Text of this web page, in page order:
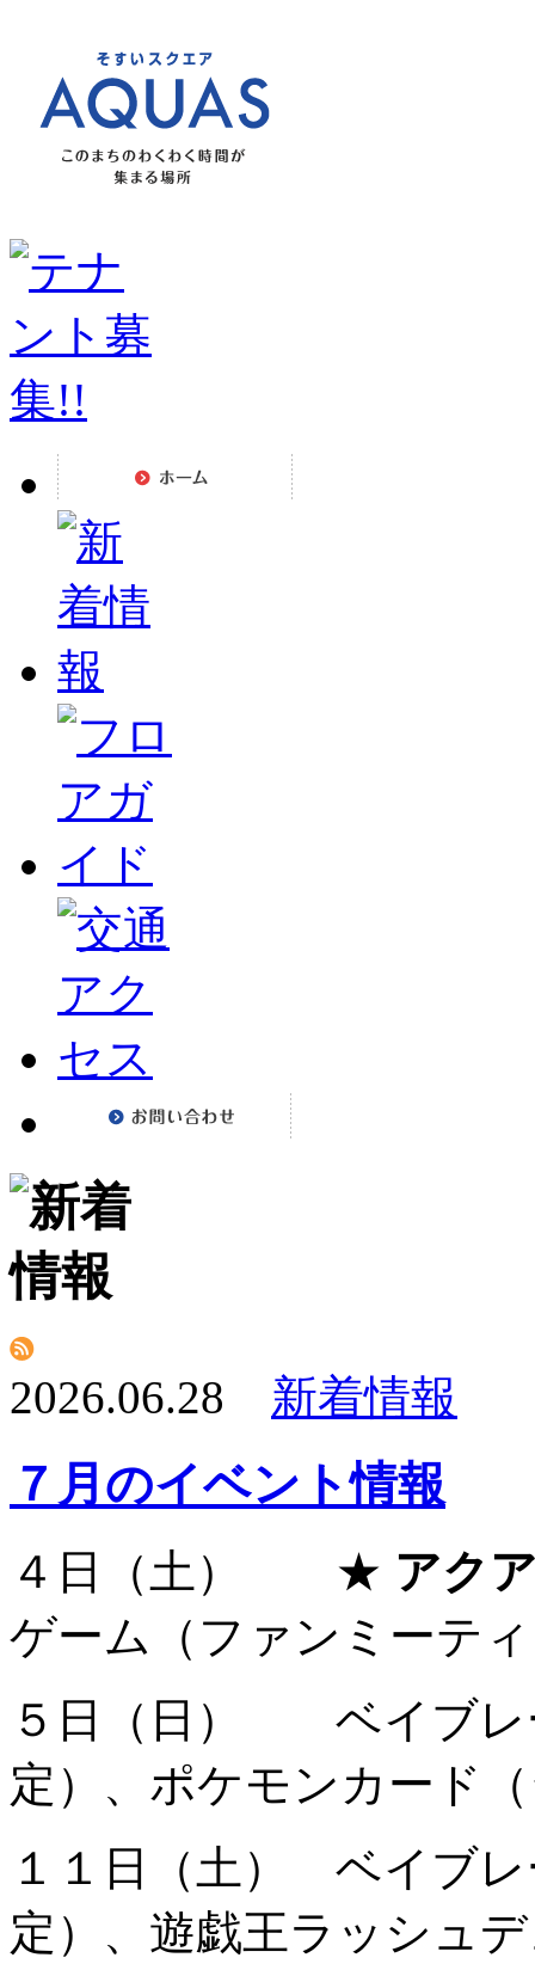
2026.06.28 新着情報
７月のイベント情報
４日（土） ★ アク
ゲーム（ファンミーテ
５日（日） ベイブレ
定）、ポケモンカード
１１日（土） ベイブレ
定）、遊戯王ラッシュ